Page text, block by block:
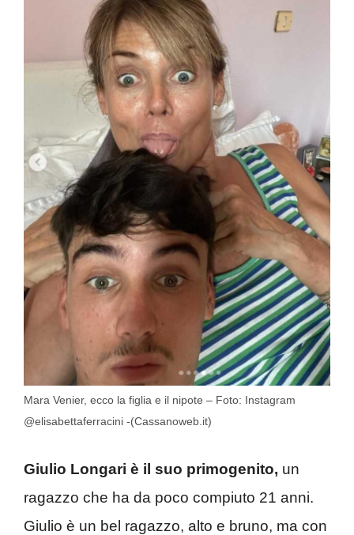
Mara Venier, ecco la figlia e il nipote – Foto: Instagram
@elisabettaferracini -(Cassanoweb.it)
Giulio Longari è il suo primogenito, un
ragazzo che ha da poco compiuto 21 anni.
Giulio è un bel ragazzo, alto e bruno, ma con